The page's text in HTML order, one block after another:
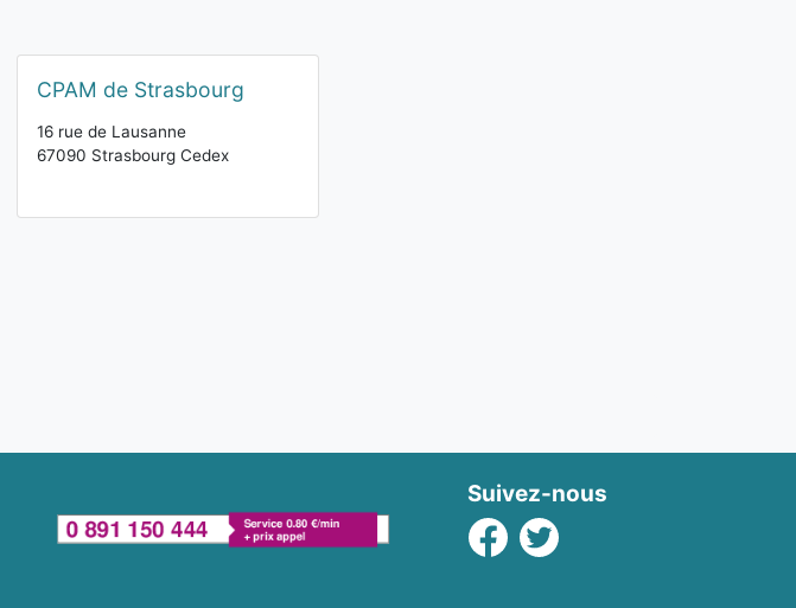
CPAM de Strasbourg
16 rue de Lausanne
67090 Strasbourg Cedex
Suivez-nous
Facebook
Twitter